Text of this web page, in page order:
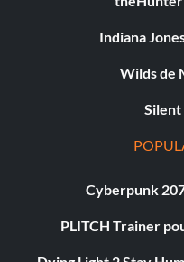
Indiana
Wilds de
Silent
Cyberpunk
PLITCH Trainer